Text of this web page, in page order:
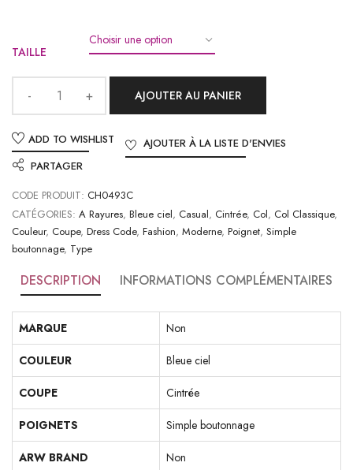
TAILLE
AJOUTER AU PANIER
ADD TO WISHLIST
AJOUTER À LA LISTE D'ENVIES
PARTAGER
CODE PRODUIT: CH0493C
CATÉGORIES: A Rayures, Bleue ciel, Casual, Cintrée, Col, Col Classique,
Couleur, Coupe, Dress Code, Fashion, Moderne, Poignet, Simple
boutonnage, Type
DESCRIPTION INFORMATIONS COMPLÉMENTAIRES
MARQUE Non
COULEUR Bleue ciel
COUPE Cintrée
POIGNETS Simple boutonnage
ARW BRAND Non